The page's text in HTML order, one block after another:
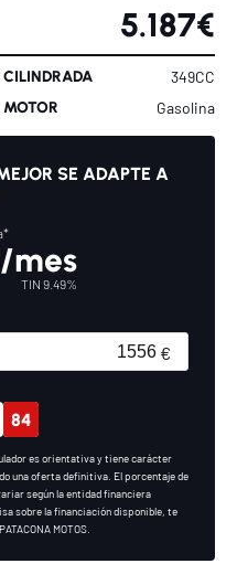
5.187€
CILINDRADA 349CC
MOTOR Gasolina
SE ADAPTE A
84
mes
TIN 9.49%
es orientativa y tiene carácter
una oferta definitiva. El porcentaje de
según la entidad financiera
sobre la financiación disponible, te
MOTOS.